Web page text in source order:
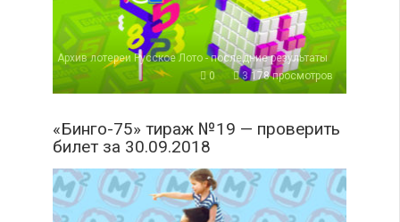
Архив лотереи Русское Лото - последние результаты
0
3 178 просмотров
«Бинго-75» тираж №19 — проверить
билет за 30.09.2018